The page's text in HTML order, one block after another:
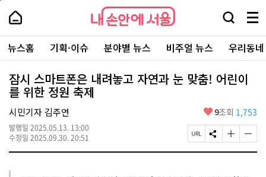
본
로
가
내
손
안
에
서
울
-
서
울
시
대
표
소
통
포
내
손
에
울
검
창
열
기
메
뉴
전
체
보
주
요
서
뉴스홈 기획·이슈 분야별 뉴스 비주얼 뉴스 우리동
잠시 스마트폰은 내려놓고 자연과 눈 맞춤! 어린이
를 위한 정원 축제
시민기자 김주연
발행일 2025.05.13. 13:00
수정일 2025.09.30. 20:51
좋
요
9조회 1,753
페
이
S
N
글
자
글
자
페
상
단
로